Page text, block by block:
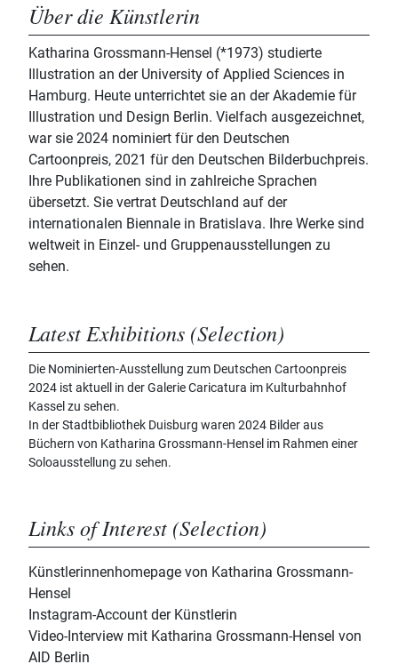
Über die Künstlerin
Katharina Grossmann-Hensel (*1973) studierte
Illustration an der University of Applied Sciences in
Hamburg. Heute unterrichtet sie an der Akademie für
Illustration und Design Berlin. Vielfach ausgezeichnet,
war sie 2024 nominiert für den Deutschen
Cartoonpreis, 2021 für den Deutschen Bilderbuchpreis.
Ihre Publikationen sind in zahlreiche Sprachen
übersetzt. Sie vertrat Deutschland auf der
internationalen Biennale in Bratislava. Ihre Werke sind
weltweit in Einzel- und Gruppenausstellungen zu
sehen.
Latest Exhibitions (Selection)
Die Nominierten-Ausstellung zum Deutschen Cartoonpreis
2024 ist aktuell in der Galerie Caricatura im Kulturbahnhof
Kassel zu sehen.
In der Stadtbibliothek Duisburg waren 2024 Bilder aus
Büchern von Katharina Grossmann-Hensel im Rahmen einer
Soloausstellung zu sehen.
Links of Interest (Selection)
Künstlerinnenhomepage von Katharina Grossmann-
Hensel
Instagram-Account der Künstlerin
Video-Interview mit Katharina Grossmann-Hensel von
AID Berlin